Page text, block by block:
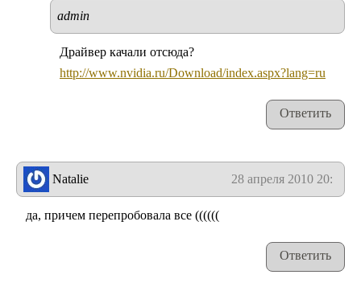
admin
Драйвер качали отсюда?
http://www.nvidia.ru/Download/index.aspx?lang=ru
Ответить
Natalie 28 апреля 2010 20:10
да, причем перепробовала все ((((((
Ответить